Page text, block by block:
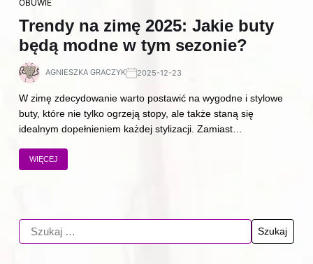
OBUWIE
Trendy na zimę 2025: Jakie buty
będą modne w tym sezonie?
AGNIESZKA GRACZYK 2025-12-23
W zimę zdecydowanie warto postawić na wygodne i stylowe
buty, które nie tylko ogrzeją stopy, ale także staną się
idealnym dopełnieniem każdej stylizacji. Zamiast…
WIĘCEJ